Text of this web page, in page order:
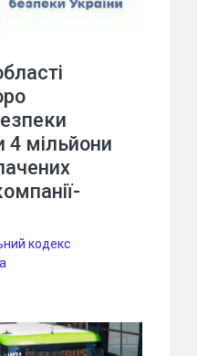
4 мільйони
кодекс